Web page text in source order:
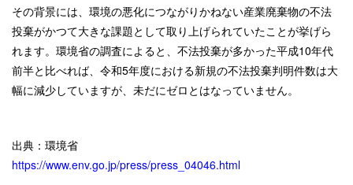
その背景には、環境の悪化につながりかねない産業廃棄物の不法
投棄がかつて大きな課題として取り上げられていたことが挙げら
れます。環境省の調査によると、不法投棄が多かった平成10年代
前半と比べれば、令和5年度における新規の不法投棄判明件数は大
幅に減少していますが、未だにゼロとはなっていません。
出典：環境省
https://www.env.go.jp/press/press_04046.html